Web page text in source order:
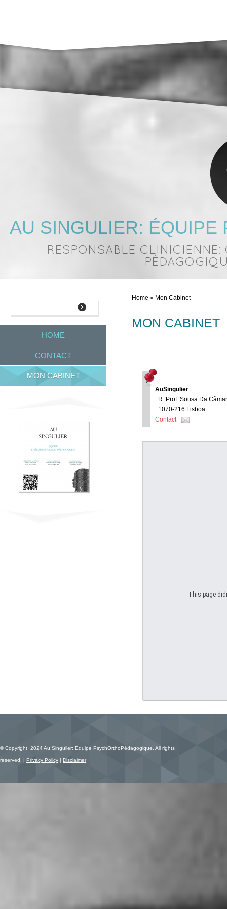
AU SINGULIER: ÉQUIPE
RESPONSABLE
Home » Mon Cabinet
MON CABINET
AuSingulier
: R. Prof. Sousa Da
: 1070-216 Lisboa
Contact
This page
HOME
CONTACT
MON CABINET
© Copyright 2024 Au Singulier: Équipe PsychOrthoPédagogique. All rights
reserved. | Privacy Policy | Disclaimer